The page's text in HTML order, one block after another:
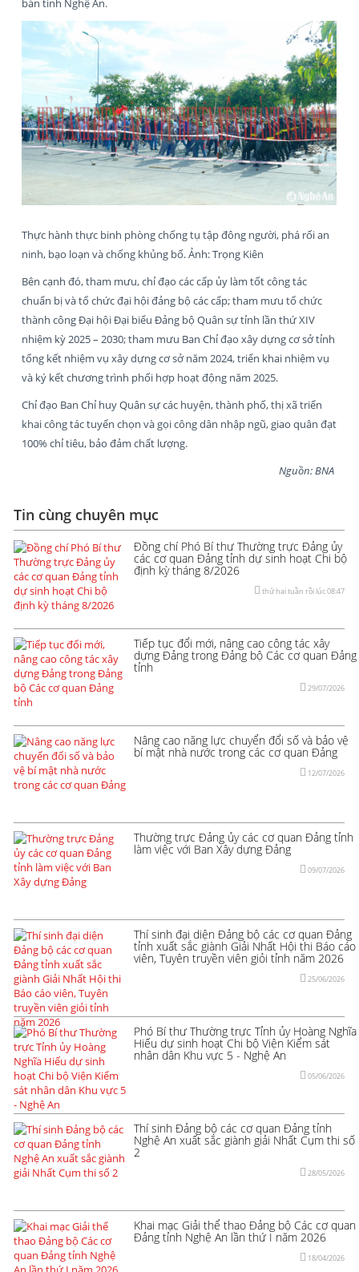
bàn tỉnh Nghệ An.
Thực hành thực binh phòng chống tụ tập đông người, phá rối an
ninh, bạo loạn và chống khủng bố. Ảnh: Trọng Kiên
Bên cạnh đó, tham mưu, chỉ đạo các cấp ủy làm tốt công tác
chuẩn bị và tổ chức đại hội đảng bộ các cấp; tham mưu tổ chức
thành công Đại hội Đại biểu Đảng bộ Quân sự tỉnh lần thứ XIV
nhiệm kỳ 2025 – 2030; tham mưu Ban Chỉ đạo xây dựng cơ sở tỉnh
tổng kết nhiệm vụ xây dựng cơ sở năm 2024, triển khai nhiệm vụ
và ký kết chương trình phối hợp hoạt động năm 2025.
Chỉ đạo Ban Chỉ huy Quân sự các huyện, thành phố, thị xã triển
khai công tác tuyển chọn và gọi công dân nhập ngũ, giao quân đạt
100% chỉ tiêu, bảo đảm chất lượng.
Nguồn: BNA
Tin cùng chuyên mục
Đồng chí Phó Bí thư Thường trực Đảng ủy
các cơ quan Đảng tỉnh dự sinh hoạt Chi bộ
định kỳ tháng 8/2026
thứ hai tuần rồi lúc 08:47
Tiếp tục đổi mới, nâng cao công tác xây
dựng Đảng trong Đảng bộ Các cơ quan Đảng
tỉnh
29/07/2026
Nâng cao năng lực chuyển đổi số và bảo vệ
bí mật nhà nước trong các cơ quan Đảng
12/07/2026
Thường trực Đảng ủy các cơ quan Đảng tỉnh
làm việc với Ban Xây dựng Đảng
09/07/2026
Thí sinh đại diện Đảng bộ các cơ quan Đảng
tỉnh xuất sắc giành Giải Nhất Hội thi Báo cáo
viên, Tuyên truyền viên giỏi tỉnh năm 2026
25/06/2026
Phó Bí thư Thường trực Tỉnh ủy Hoàng Nghĩa
Hiếu dự sinh hoạt Chi bộ Viện Kiểm sát
nhân dân Khu vực 5 - Nghệ An
05/06/2026
Thí sinh Đảng bộ các cơ quan Đảng tỉnh
Nghệ An xuất sắc giành giải Nhất Cụm thi số
2
28/05/2026
Khai mạc Giải thể thao Đảng bộ Các cơ quan
Đảng tỉnh Nghệ An lần thứ I năm 2026
18/04/2026